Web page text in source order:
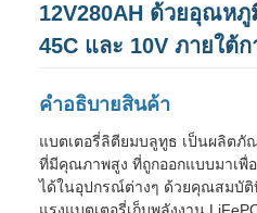
12V280AH ด้วยอุณหภู
45C และ 10V ภายใต้
คําอธิบายสินค้า
แบตเตอรี่ลิตียมบลูทูธ เป็นผลิตภั
ที่มีคุณภาพสูง ที่ถูกออกแบบมาเพื่
ได้ในอุปกรณ์ต่างๆ ด้วยคุณสมบั